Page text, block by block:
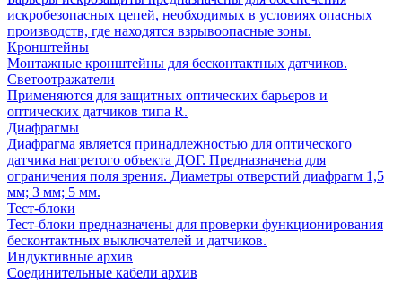
искробезопасных цепей, необходимых в условиях опасных
производств, где находятся взрывоопасные зоны.
Кронштейны
Монтажные кронштейны для бесконтактных датчиков.
Светоотражатели
Применяются для защитных оптических барьеров и
оптических датчиков типа R.
Диафрагмы
Диафрагма является принадлежностью для оптического
датчика нагретого объекта ДОГ. Предназначена для
ограничения поля зрения. Диаметры отверстий диафрагм 1,5
мм; 3 мм; 5 мм.
Тест-блоки
Тест-блоки предназначены для проверки функционирования
бесконтактных выключателей и датчиков.
Индуктивные архив
Соединительные кабели архив